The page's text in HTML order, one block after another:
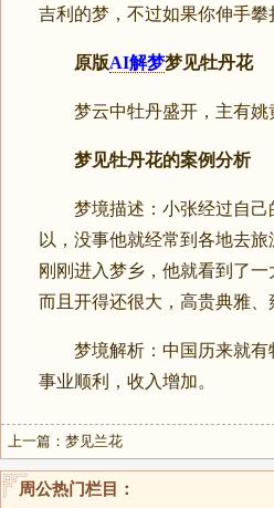
吉利的梦，不过如果你伸手攀
原版AI解梦梦见牡丹花
梦云中牡丹盛开，主有姚
梦见牡丹花的案例分析
梦境描述：小张经过自己
以，没事他就经常到各地去
刚刚进入梦乡，他就看到了
而且开得还很大，高贵典雅
梦境解析：中国历来就有
事业顺利，收入增加。
上一篇： 梦见兰花
周公热门栏目：